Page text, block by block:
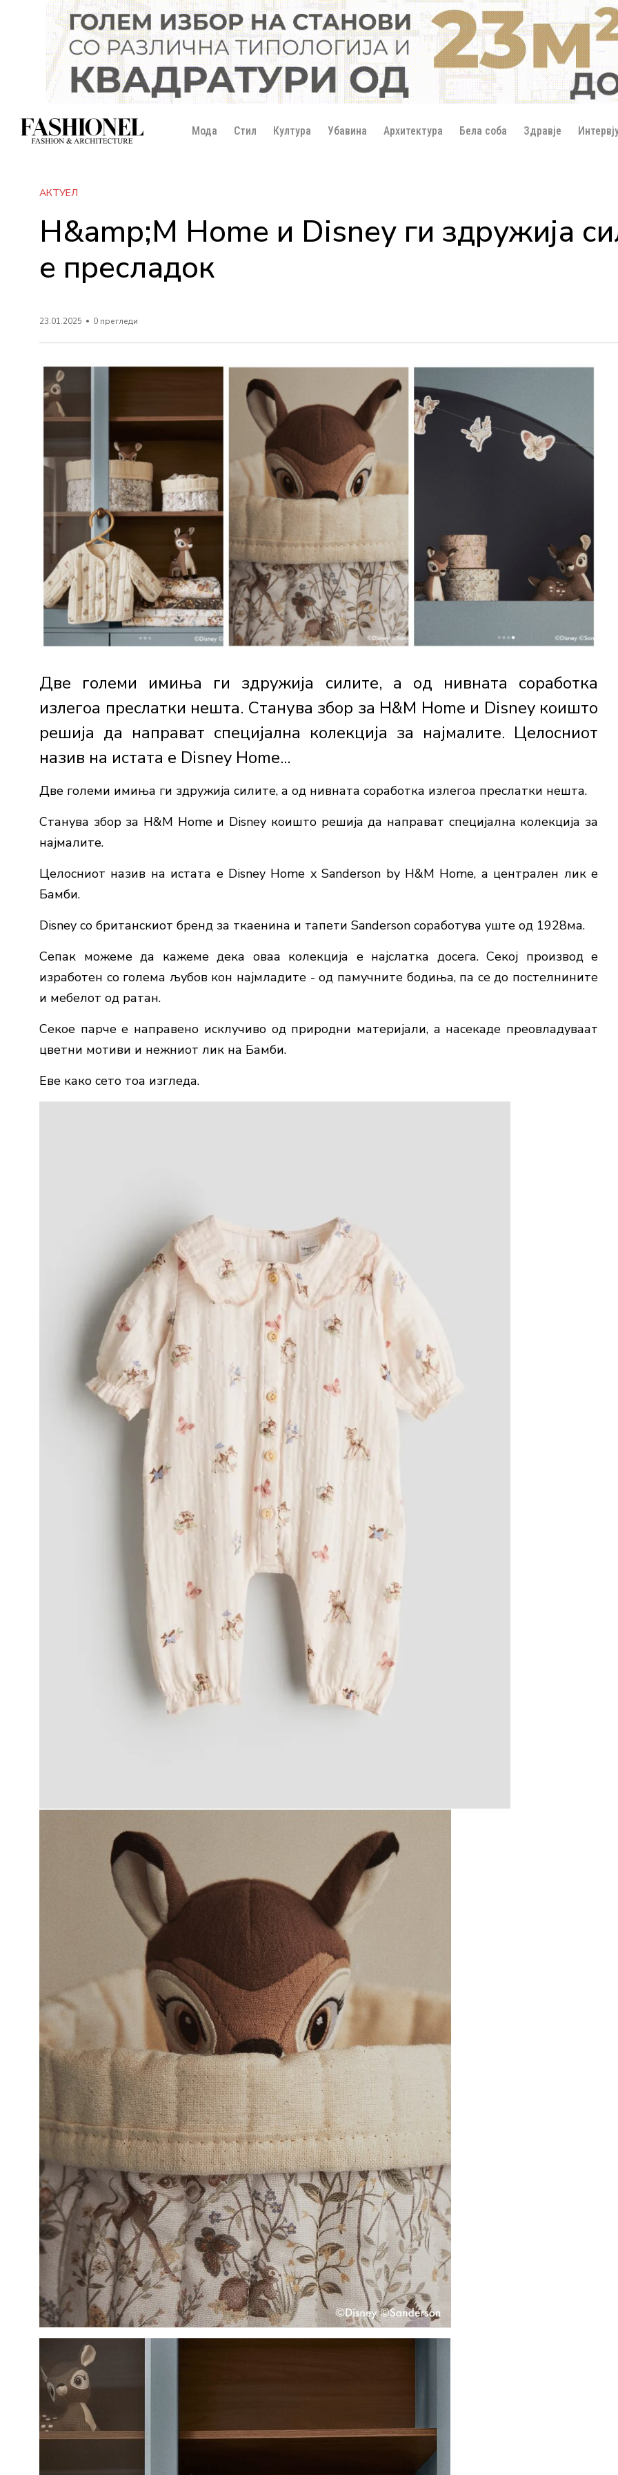
Мода Стил Култура Убавина Архитектура Бела соба Здравје
АКТУЕЛ
H&amp;M Home и Disney ги здружија
е пресладок
23.01.2025 0 прегледи
Две големи имиња ги здружија силите, а од нивната соработка
излегоа преслатки нешта. Станува збор за H&M Home и Disney коишто
решија да направат специјална колекција за најмалите. Целосниот
назив на истата е Disney Home...
Две големи имиња ги здружија силите, а од нивната соработка излегоа преслатки нешта.
Станува збор за H&M Home и Disney коишто решија да направат специјална колекција за
најмалите.
Целосниот назив на истата е Disney Home x Sanderson by H&M Home, а централен лик е
Бамби.
Disney со британскиот бренд за ткаенина и тапети Sanderson соработува уште од 1928ма.
Сепак можеме да кажеме дека оваа колекција е најслатка досега. Секој производ е
изработен со голема љубов кон најмладите - од памучните бодиња, па се до постелнините
и мебелот од ратан.
Секое парче е направено исклучиво од природни материјали, а насекаде преовладуваат
цветни мотиви и нежниот лик на Бамби.
Еве како сето тоа изгледа.